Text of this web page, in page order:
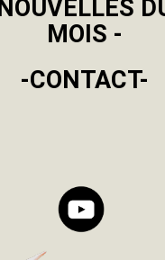
MOIS -
-CONTACT-